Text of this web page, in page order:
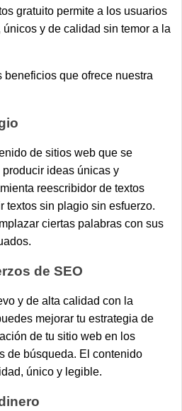
gratuito permite a los usuarios
y de calidad sin temor a la
beneficios que ofrece nuestra
de sitios web que se
ideas únicas y
reescribidor de textos
textos sin plagio sin esfuerzo.
ciertas palabras con sus
de SEO
y de alta calidad con la
mejorar tu estrategia de
de tu sitio web en los
de búsqueda. El contenido
único y legible.